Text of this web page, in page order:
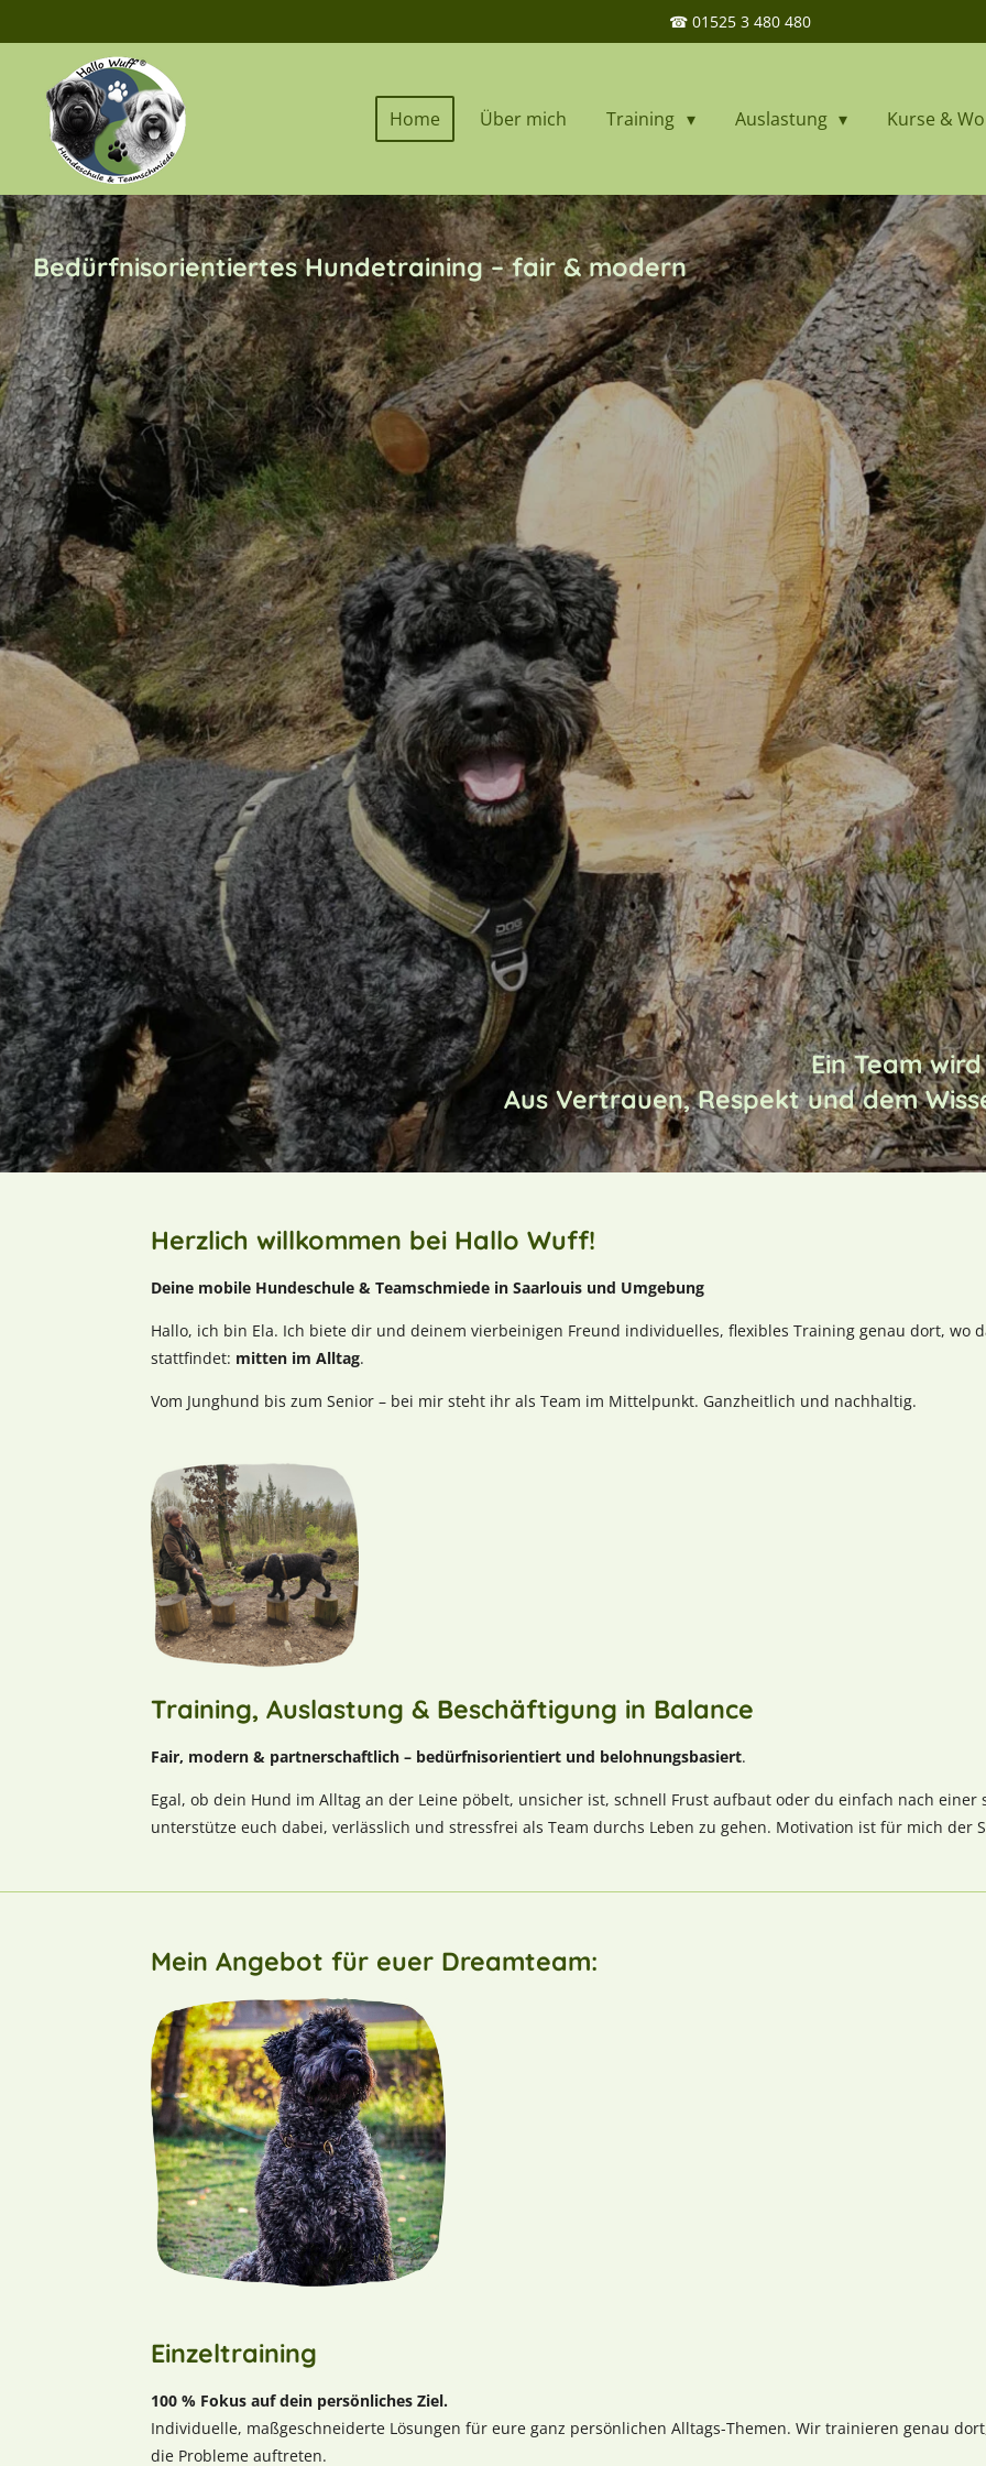
springen
☎ 01525 3 480 480
Home Über mich Training Auslastung Kurse &
Bedürfnisorientiertes Hundetraining – fair & modern
Ein Team
Aus Vertrauen, Respekt und dem
Herzlich willkommen bei Hallo Wuff!
Deine mobile Hundeschule & Teamschmiede in Saarlouis und Umgebung
Hallo, ich bin Ela. Ich biete dir und deinem vierbeinigen Freund individuelles, flexibles Training genau dort, wo
stattfindet: mitten im Alltag.
Vom Junghund bis zum Senior – bei mir steht ihr als Team im Mittelpunkt. Ganzheitlich und nachhaltig.
Training, Auslastung & Beschäftigung in Balance
Fair, modern & partnerschaftlich – bedürfnisorientiert und belohnungsbasiert.
Egal, ob dein Hund im Alltag an der Leine pöbelt, unsicher ist, schnell Frust aufbaut oder du einfach nach
unterstütze euch dabei, verlässlich und stressfrei als Team durchs Leben zu gehen. Motivation ist für mich der
Mein Angebot für euer Dreamteam:
Einzeltraining
100 % Fokus auf dein persönliches Ziel.
Individuelle, maßgeschneiderte Lösungen für eure ganz persönlichen Alltags-Themen. Wir trainieren genau
die Probleme auftreten.